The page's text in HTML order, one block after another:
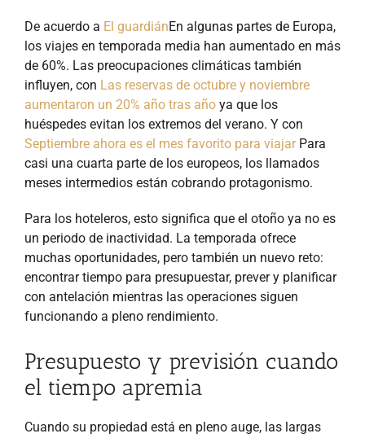
De acuerdo a El guardiánEn algunas partes de Europa,
los viajes en temporada media han aumentado en más
de 60%. Las preocupaciones climáticas también
influyen, con Las reservas de octubre y noviembre
aumentaron un 20% año tras año ya que los
huéspedes evitan los extremos del verano. Y con
Septiembre ahora es el mes favorito para viajarPara
casi una cuarta parte de los europeos, los llamados
meses intermedios están cobrando protagonismo.
Para los hoteleros, esto significa que el otoño ya no es
un periodo de inactividad. La temporada ofrece
muchas oportunidades, pero también un nuevo reto:
encontrar tiempo para presupuestar, prever y planificar
con antelación mientras las operaciones siguen
funcionando a pleno rendimiento.
Presupuesto y previsión cuando
el tiempo apremia
Cuando su propiedad está en pleno auge, las largas